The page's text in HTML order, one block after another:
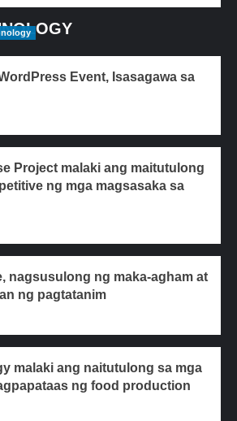
Event, Isasagawa sa
Project malaki ang maitutulong
ng mga magsasaka sa
nagsusulong ng maka-agham at
ng pagtatanim
malaki ang naitutulong sa mga
ng food production